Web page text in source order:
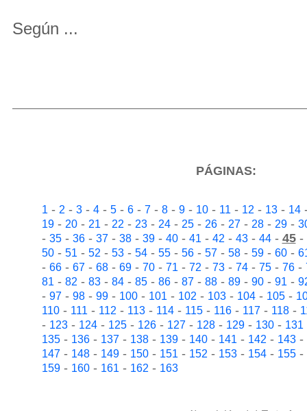
Según ...
PÁGINAS:
1- 2- 3- 4- 5- 6- 7- 8- 9- 10- 11- 12- 13- 14
19- 20- 21- 22- 23- 24- 25- 26- 27- 28- 29-
- 35- 36- 37- 38- 39- 40- 41- 42- 43- 44- 45-
50- 51- 52- 53- 54- 55- 56- 57- 58- 59- 60-
- 66- 67- 68- 69- 70- 71- 72- 73- 74- 75- 76-
81- 82- 83- 84- 85- 86- 87- 88- 89- 90- 91-
- 97- 98- 99- 100- 101- 102- 103- 104- 105-
110- 111- 112- 113- 114- 115- 116- 117- 118-
- 123- 124- 125- 126- 127- 128- 129- 130- 131
135- 136- 137- 138- 139- 140- 141- 142- 143-
147- 148- 149- 150- 151- 152- 153- 154- 155-
159- 160- 161- 162- 163